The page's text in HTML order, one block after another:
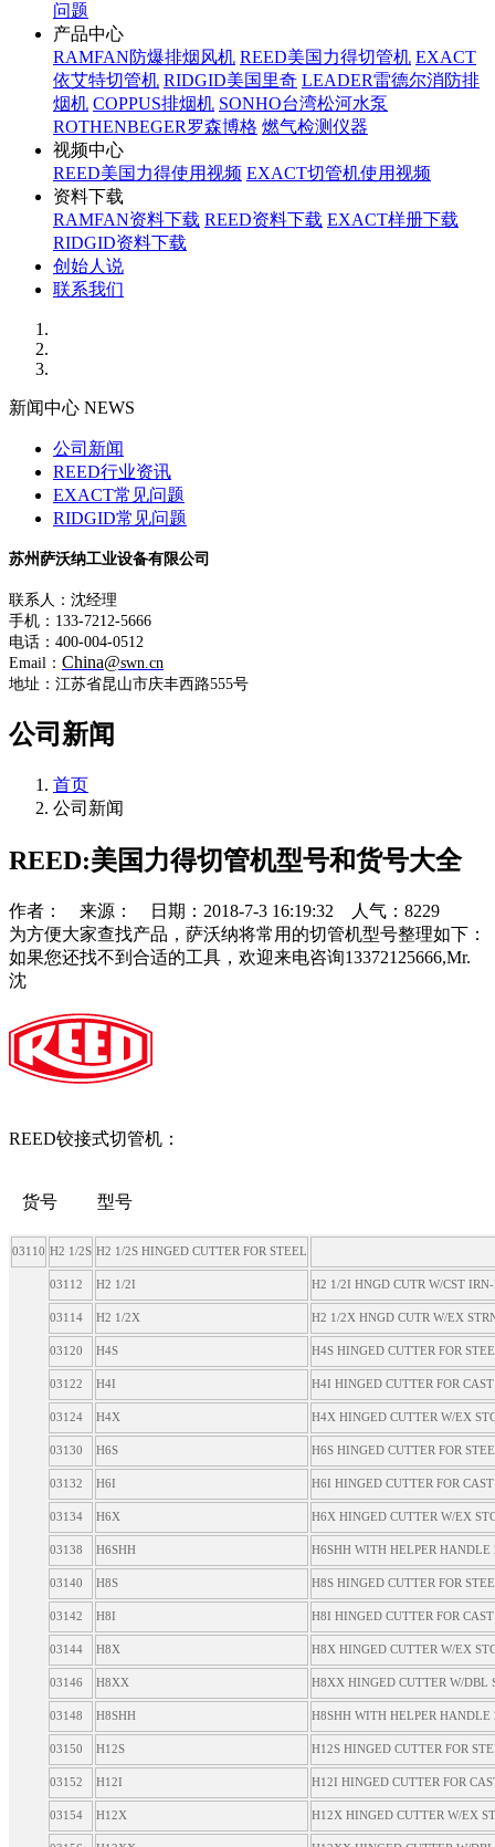
问题
产品中心
RAMFAN防爆排烟风机 REED美国力得切管机 EXACT
依艾特切管机 RIDGID美国里奇 LEADER雷德尔消防排
烟机 COPPUS排烟机 SONHO台湾松河水泵
ROTHENBEGER罗森博格 燃气检测仪器
视频中心
REED美国力得使用视频 EXACT切管机使用视频
资料下载
RAMFAN资料下载 REED资料下载 EXACT样册下载
RIDGID资料下载
创始人说
联系我们
新闻中心 NEWS
公司新闻
REED行业资讯
EXACT常见问题
RIDGID常见问题
苏州萨沃纳工业设备有限公司
联系人：沈经理
手机：133-7212-5666
电话：400-004-0512
Email： China@swn.cn
地址：江苏省昆山市庆丰西路555号
公司新闻
首页
公司新闻
REED:美国力得切管机型号和货号大全
作者： 来源： 日期：2018-7-3 16:19:32 人气：8229
为方便大家查找产品，萨沃纳将常用的切管机型号整理如下：
如果您还找不到合适的工具，欢迎来电咨询13372125666,Mr.
沈
REED铰接式切管机：
货号 型号
03110 H2 1/2S H2 1/2S HINGED CUTTER FOR STEEL
03112 H2 1/2I H2 1/2I HNGD CUTR W/CST
03114 H2 1/2X H2 1/2X HNGD CUTR W/EX
03120 H4S H4S HINGED CUTTER FOR
03122 H4I H4I HINGED CUTTER FOR
03124 H4X H4X HINGED CUTTER W/EX
03130 H6S H6S HINGED CUTTER FOR
03132 H6I H6I HINGED CUTTER FOR
03134 H6X H6X HINGED CUTTER W/EX
03138 H6SHH H6SHH WITH HELPER HANDLE
03140 H8S H8S HINGED CUTTER FOR
03142 H8I H8I HINGED CUTTER FOR
03144 H8X H8X HINGED CUTTER W/EX
03146 H8XX H8XX HINGED CUTTER W/DBL
03148 H8SHH H8SHH WITH HELPER HANDLE
03150 H12S H12S HINGED CUTTER FOR
03152 H12I H12I HINGED CUTTER FOR
03154 H12X H12X HINGED CUTTER W/EX